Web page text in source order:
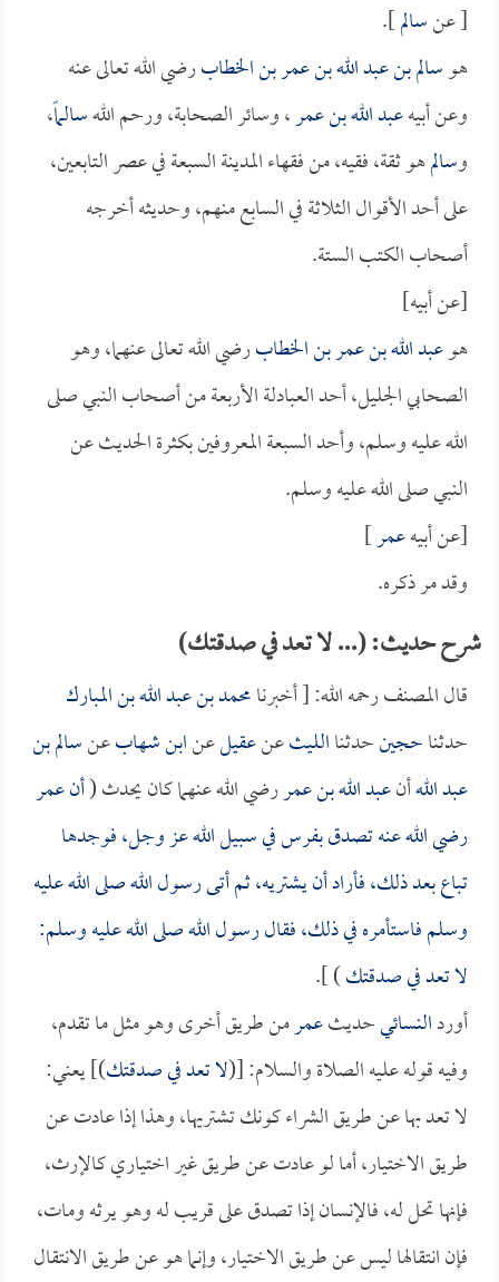
[ عنسالم].
هوسالم بن عبد الله بن عمر بن الخطابرضي الله تعالى عنه
وعن أبيهعبد الله بن عمر، وسائر الصحابة، ورحم اللهسالماً،
وسالمهو ثقة، فقيه، من فقهاء المدينة السبعة في عصر التابعين،
على أحد الأقوال الثلاثة في السابع منهم، وحديثه أخرجه
أصحاب الكتب الستة.
[عن أبيه]
هوعبد الله بن عمر بن الخطابرضي الله تعالى عنهما، وهو
الصحابي الجليل، أحد العبادلة الأربعة من أصحاب النبي صلى
الله عليه وسلم، وأحد السبعة المعروفين بكثرة الحديث عن
النبي صلى الله عليه وسلم.
[عن أبيهعمر]
وقد مر ذكره.
شرح حديث: (... لا تعد في صدقتك)
قال المصنف رحمه الله: [ أخبرنامحمد بن عبد الله بن المبارك
حدثناحجينحدثناالليثعنعقيلعنابن شهابعنسالم بن
عبد اللهأنعبد الله بن عمررضي الله عنهما كان يحدث (أنعمر
رضي الله عنه تصدق بفرس في سبيل الله عز وجل، فوجدها
تباع بعد ذلك، فأراد أن يشتريه، ثم أتى رسول الله صلى الله عليه
وسلم فاستأمره في ذلك، فقال رسول الله صلى الله عليه وسلم:
لا تعد في صدقتك) ].
أوردالنسائيحديثعمرمن طريق أخرى وهو مثل ما تقدم،
وفيه قوله عليه الصلاة والسلام: [(لا تعد في صدقتك)] يعني:
لا تعد بها عن طريق الشراء كونك تشتريها، وهذا إذا عادت عن
طريق الاختيار، أما لو عادت عن طريق غير اختياري كالإرث،
فإنها تحل له، فالإنسان إذا تصدق على قريب له وهو يرثه ومات،
فإن انتقالها ليس عن طريق الاختيار، وإنما هو عن طريق الانتقال